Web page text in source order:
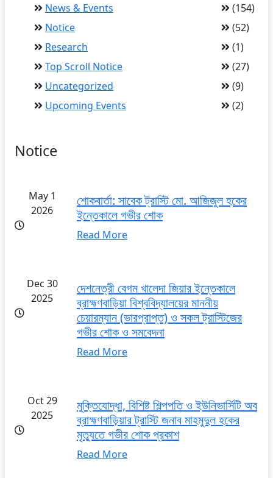
News & Events
(154)
Notice
(52)
Research
(1)
Top Scroll Notice
(27)
Uncategorized
(9)
Upcoming Events
(2)
Notice
May 1
2026
শোকবার্তা: সাবেক ট্রাস্টি মো. আজিজুল হকের
ইন্তেকালে গভীর শোক
Read More
Dec 30
2025
দেশনেত্রী বেগম খালেদা জিয়ার ইন্তেকালে
ব্রাহ্মণবাড়িয়া বিশ্ববিদ্যালয়ের মাননীয়
চেয়ারম্যান (ভারপ্রাপ্ত) ও সকল ট্রাস্টিজের
গভীর শোক ও সমবেদনা
Read More
Oct 29
2025
মুক্তিযোদ্ধা, বিশিষ্ট শিল্পপতি ও ইউনিভার্সিটি অব
ব্রাহ্মণবাড়িয়ার ট্রাস্টি জনাব মাহমুদুল হকের
মৃত্যুতে গভীর শোক প্রকাশ
Read More